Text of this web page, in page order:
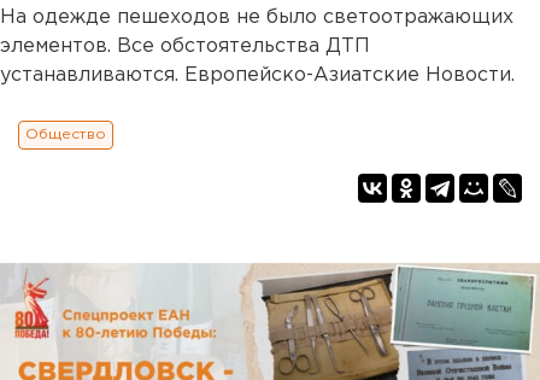
На одежде пешеходов не было светоотражающих
элементов. Все обстоятельства ДТП
устанавливаются. Европейско-Азиатские Новости.
Общество